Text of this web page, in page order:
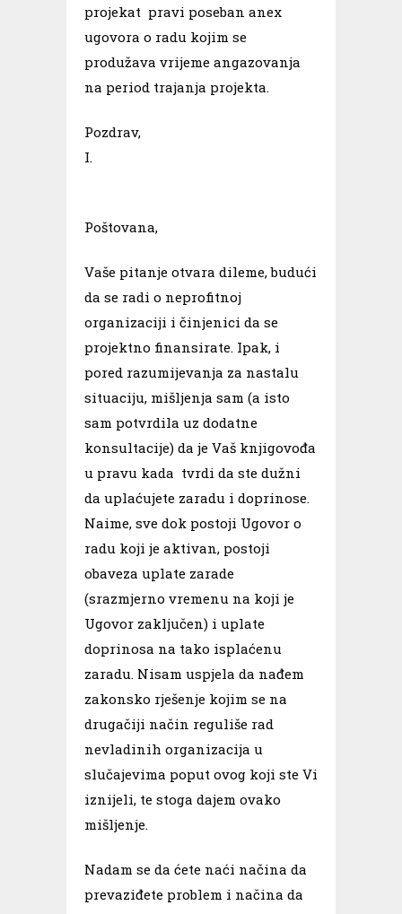
projekat pravi poseban anex
ugovora o radu kojim se
produžava vrijeme angazovanja
na period trajanja projekta.
Pozdrav,
I.
Poštovana,
Vaše pitanje otvara dileme, budući
da se radi o neprofitnoj
organizaciji i činjenici da se
projektno finansirate. Ipak, i
pored razumijevanja za nastalu
situaciju, mišljenja sam (a isto
sam potvrdila uz dodatne
konsultacije) da je Vaš knjigovođa
u pravu kada tvrdi da ste dužni
da uplaćujete zaradu i doprinose.
Naime, sve dok postoji Ugovor o
radu koji je aktivan, postoji
obaveza uplate zarade
(srazmjerno vremenu na koji je
Ugovor zaključen) i uplate
doprinosa na tako isplaćenu
zaradu. Nisam uspjela da nađem
zakonsko rješenje kojim se na
drugačiji način reguliše rad
nevladinih organizacija u
slučajevima poput ovog koji ste Vi
iznijeli, te stoga dajem ovako
mišljenje.
Nadam se da ćete naći načina da
prevaziđete problem i načina da